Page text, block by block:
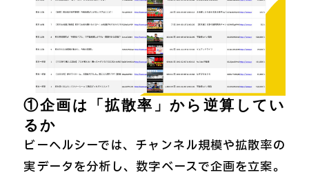
①企画は「拡散率」から逆算してい
るか
ビーヘルシーでは、チャンネル規模や拡散率の
実データを分析し、数字ベースで企画を立案。